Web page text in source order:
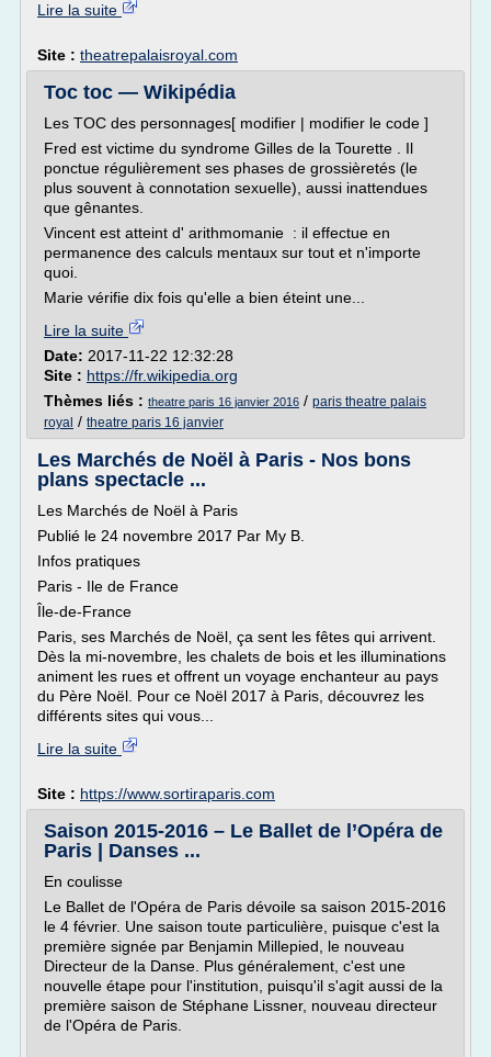
Lire la suite
Site : theatrepalaisroyal.com
Toc toc — Wikipédia
Les TOC des personnages[ modifier | modifier le code ]
Fred est victime du syndrome Gilles de la Tourette . Il
ponctue régulièrement ses phases de grossièretés (le
plus souvent à connotation sexuelle), aussi inattendues
que gênantes.
Vincent est atteint d' arithmomanie : il effectue en
permanence des calculs mentaux sur tout et n'importe
quoi.
Marie vérifie dix fois qu'elle a bien éteint une...
Lire la suite
Date: 2017-11-22 12:32:28
Site : https://fr.wikipedia.org
Thèmes liés : theatre paris 16 janvier 2016 / paris theatre palais
royal / theatre paris 16 janvier
Les Marchés de Noël à Paris - Nos bons
plans spectacle ...
Les Marchés de Noël à Paris
Publié le 24 novembre 2017 Par My B.
Infos pratiques
Paris - Ile de France
Île-de-France
Paris, ses Marchés de Noël, ça sent les fêtes qui arrivent.
Dès la mi-novembre, les chalets de bois et les illuminations
animent les rues et offrent un voyage enchanteur au pays
du Père Noël. Pour ce Noël 2017 à Paris, découvrez les
différents sites qui vous...
Lire la suite
Site : https://www.sortiraparis.com
Saison 2015-2016 – Le Ballet de l’Opéra de
Paris | Danses ...
En coulisse
Le Ballet de l'Opéra de Paris dévoile sa saison 2015-2016
le 4 février. Une saison toute particulière, puisque c'est la
première signée par Benjamin Millepied, le nouveau
Directeur de la Danse. Plus généralement, c'est une
nouvelle étape pour l'institution, puisqu'il s'agit aussi de la
première saison de Stéphane Lissner, nouveau directeur
de l'Opéra de Paris.